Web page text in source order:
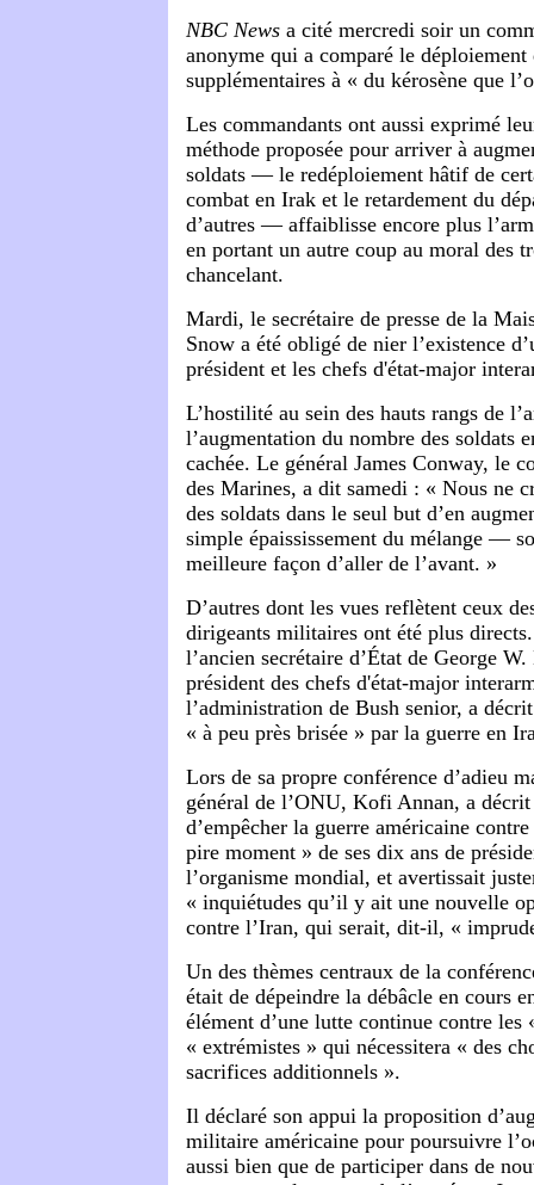
NBC News a cité mercredi soir un
anonyme qui a comparé le déploiement
supplémentaires à « du kérosène que
Les commandants ont aussi exprimé
méthode proposée pour arriver à
soldats — le redéploiement hâtif de
combat en Irak et le retardement du
d’autres — affaiblisse encore plus
en portant un autre coup au moral des
chancelant.
Mardi, le secrétaire de presse de la
Snow a été obligé de nier l’existence
président et les chefs d'état-major
L’hostilité au sein des hauts rangs de
l’augmentation du nombre des soldats
cachée. Le général James Conway, le
des Marines, a dit samedi : « Nous ne
des soldats dans le seul but d’en
simple épaississement du mélange —
meilleure façon d’aller de l’avant. »
D’autres dont les vues reflètent ceux
dirigeants militaires ont été plus
l’ancien secrétaire d’État de George
président des chefs d'état-major
l’administration de Bush senior, a
« à peu près brisée » par la guerre en
Lors de sa propre conférence d’adieu
général de l’ONU, Kofi Annan, a décrit
d’empêcher la guerre américaine
pire moment » de ses dix ans de
l’organisme mondial, et avertissait
« inquiétudes qu’il y ait une nouvelle
contre l’Iran, qui serait, dit-il, «
Un des thèmes centraux de la
était de dépeindre la débâcle en cours
élément d’une lutte continue contre les
« extrémistes » qui nécessitera « des
sacrifices additionnels ».
Il déclaré son appui la proposition
militaire américaine pour poursuivre
aussi bien que de participer dans de